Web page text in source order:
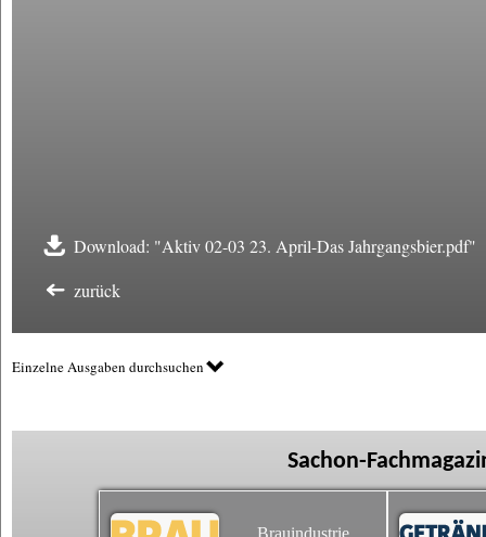
Download: "Aktiv 02-03 23. April-Das Jahrgangsbier.pdf"
zurück
Einzelne Ausgaben durchsuchen
Sachon-
Brauindustrie